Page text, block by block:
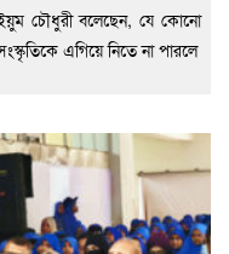
চৌধুরী বলেছেন, যে কোনো
এগিয়ে নিতে না পারলে